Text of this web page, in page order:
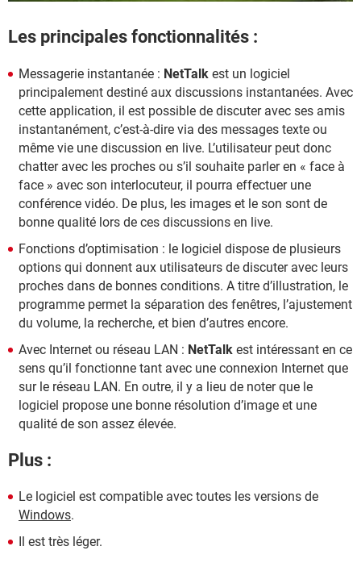
Les principales fonctionnalités :
Messagerie instantanée : NetTalk est un logiciel
principalement destiné aux discussions instantanées. Avec
cette application, il est possible de discuter avec ses amis
instantanément, c’est-à-dire via des messages texte ou
même vie une discussion en live. L’utilisateur peut donc
chatter avec les proches ou s’il souhaite parler en « face à
face » avec son interlocuteur, il pourra effectuer une
conférence vidéo. De plus, les images et le son sont de
bonne qualité lors de ces discussions en live.
Fonctions d’optimisation : le logiciel dispose de plusieurs
options qui donnent aux utilisateurs de discuter avec leurs
proches dans de bonnes conditions. A titre d’illustration, le
programme permet la séparation des fenêtres, l’ajustement
du volume, la recherche, et bien d’autres encore.
Avec Internet ou réseau LAN : NetTalk est intéressant en ce
sens qu’il fonctionne tant avec une connexion Internet que
sur le réseau LAN. En outre, il y a lieu de noter que le
logiciel propose une bonne résolution d’image et une
qualité de son assez élevée.
Plus :
Le logiciel est compatible avec toutes les versions de
Windows.
Il est très léger.